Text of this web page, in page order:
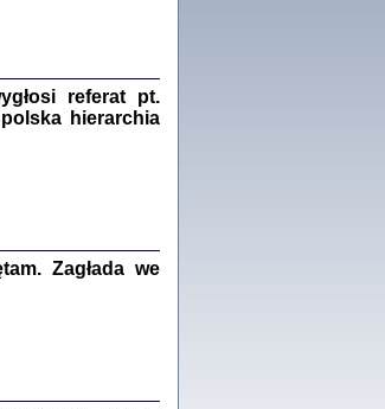
Leociak
referat pt.
hierarchia
Zagłada we